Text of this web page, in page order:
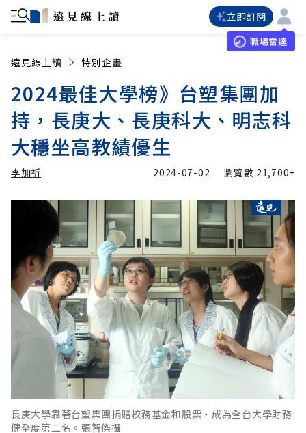
立即訂閱
職場雷達
遠見線上讀 特別企畫
2024最佳大學榜》台塑集團加
持，長庚大、長庚科大、明志科
大穩坐高教績優生
李加祈
李加祈
2024-07-02 瀏覽數 21,700+
長庚大學靠著台塑集團捐贈校務基金和股票，成為全台大學財務
健全度第二名。張智傑攝